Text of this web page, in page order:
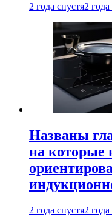
2 года спустя2 года
Названы
на которые
2 года спустя2 года